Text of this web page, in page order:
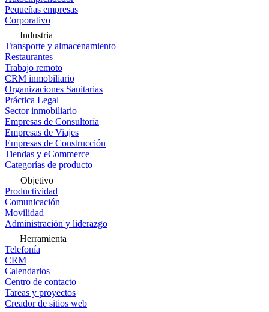
Pequeñas empresas
Corporativo
Industria
Transporte y almacenamiento
Restaurantes
Trabajo remoto
CRM inmobiliario
Organizaciones Sanitarias
Práctica Legal
Sector inmobiliario
Empresas de Consultoría
Empresas de Viajes
Empresas de Construcción
Tiendas y eCommerce
Categorías de producto
Objetivo
Productividad
Comunicación
Movilidad
Administración y liderazgo
Herramienta
Telefonía
CRM
Calendarios
Centro de contacto
Tareas y proyectos
Creador de sitios web